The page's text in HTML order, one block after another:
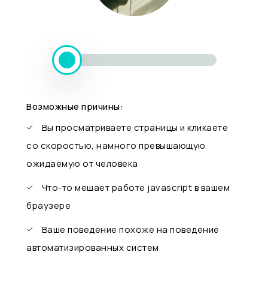
Возможные причины:
Вы просматриваете страницы и кликаете
со скоростью, намного превышающую
ожидаемую от человека
Что-то мешает работе javascript в вашем
браузере
Ваше поведение похоже на поведение
автоматизированных систем